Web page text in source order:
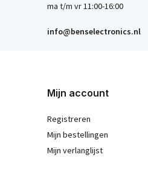
ma t/m vr 11:00-16:00
info@benselectronics.nl
Mijn account
Registreren
Mijn bestellingen
Mijn verlanglijst